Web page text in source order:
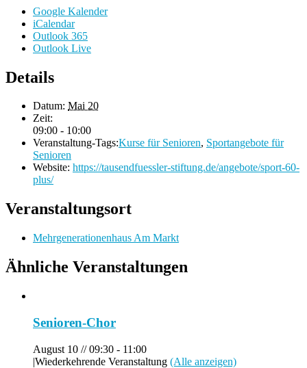
Google Kalender
iCalendar
Outlook 365
Outlook Live
Details
Datum: Mai 20
Zeit:
09:00 - 10:00
Veranstaltung-Tags:Kurse für Senioren, Sportangebote für
Senioren
Website: https://tausendfuessler-stiftung.de/angebote/sport-60-
plus/
Veranstaltungsort
Mehrgenerationenhaus Am Markt
Ähnliche Veranstaltungen
Senioren-Chor
August 10 // 09:30 - 11:00
|Wiederkehrende Veranstaltung (Alle anzeigen)